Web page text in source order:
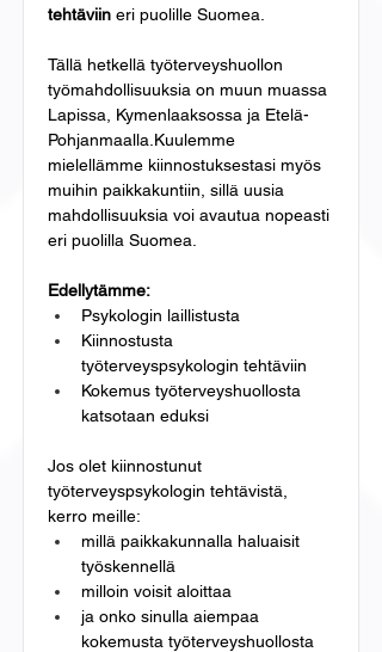
tehtäviin eri puolille Suomea.
Tällä hetkellä työterveyshuollon
työmahdollisuuksia on muun muassa
Lapissa, Kymenlaaksossa ja Etelä-
Pohjanmaalla.Kuulemme
mielellämme kiinnostuksestasi myös
muihin paikkakuntiin, sillä uusia
mahdollisuuksia voi avautua nopeasti
eri puolilla Suomea.
Edellytämme:
Psykologin laillistusta
Kiinnostusta
työterveyspsykologin tehtäviin
Kokemus työterveyshuollosta
katsotaan eduksi
Jos olet kiinnostunut
työterveyspsykologin tehtävistä,
kerro meille:
millä paikkakunnalla haluaisit
työskennellä
milloin voisit aloittaa
ja onko sinulla aiempaa
kokemusta työterveyshuollosta